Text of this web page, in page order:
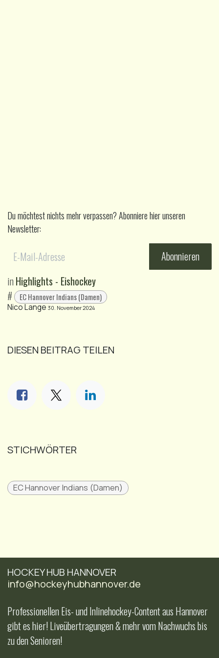
Du möchtest nichts mehr verpassen? Abonniere hier unseren
Newsletter:
Abonnieren
inHighlights - Eishockey
#
EC Hannover Indians (Damen)
Nico Lange 30. November 2024
DIESEN BEITRAG TEILEN
STICHWÖRTER
EC Hannover Indians (Damen)
HOCKEY HUB HANNOVER
info@hockeyhubhannover.de
Professionellen Eis- und Inlinehockey-Content aus Hannover
gibt es hier! Liveübertragungen & mehr vom Nachwuchs bis
zu den Senioren!